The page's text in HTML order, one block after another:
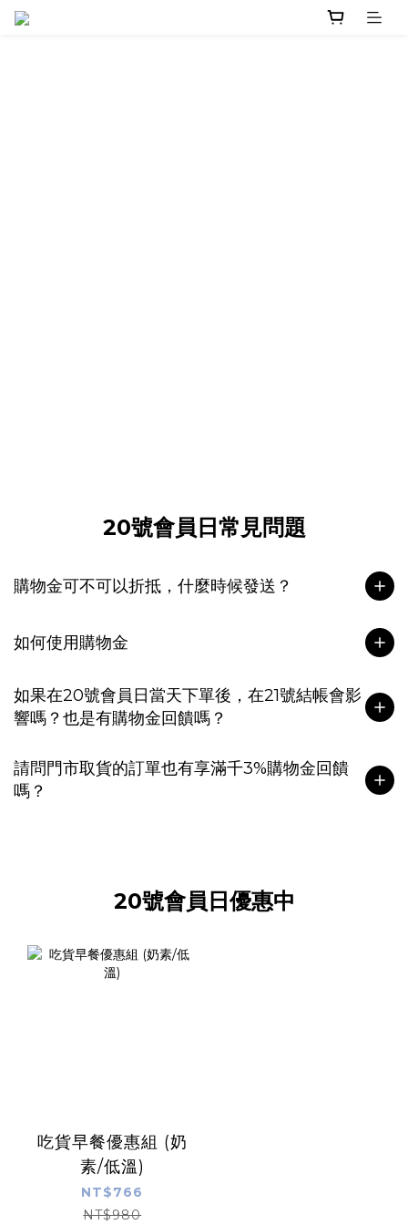
20號會員日常見問題
購物金可不可以折抵，什麼時候發送？
如何使用購物金
如果在20號會員日當天下單後，在21號結帳會影
響嗎？也是有購物金回饋嗎？
請問門市取貨的訂單也有享滿千3%購物金回饋
嗎？
20號會員日優惠中
吃貨早餐優惠組 (奶
素/低溫)
NT$766
NT$980